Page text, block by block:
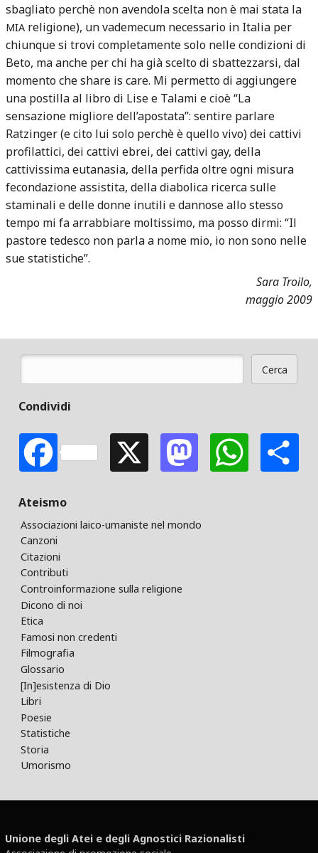
sbagliato perchè non avendola scelta non è mai stata la
MIA religione), un vademecum necessario in Italia per
chiunque si trovi completamente solo nelle condizioni di
Beto, ma anche per chi ha già scelto di sbattezzarsi, dal
momento che share is care. Mi permetto di aggiungere
una postilla al libro di Lise e Talami e cioè “La
sensazione migliore dell’apostata”: sentire parlare
Ratzinger (e cito lui solo perchè è quello vivo) dei cattivi
profilattici, dei cattivi ebrei, dei cattivi gay, della
cattivissima eutanasia, della perfida oltre ogni misura
fecondazione assistita, della diabolica ricerca sulle
staminali e delle donne inutili e dannose allo stesso
tempo mi fa arrabbiare moltissimo, ma posso dirmi: “Il
pastore tedesco non parla a nome mio, io non sono nelle
sue statistiche”.
Sara Troilo,
maggio 2009
Cerca
Condividi
FacebookX Mastodon
Ateismo
Associazioni laico-umaniste nel mondo
Canzoni
Citazioni
Contributi
Controinformazione sulla religione
Dicono di noi
Etica
Famosi non credenti
Filmografia
Glossario
[In]esistenza di Dio
Libri
Poesie
Statistiche
Storia
Umorismo
Unione degli Atei e degli Agnostici Razionalisti